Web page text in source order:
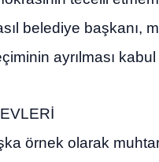
belediye başkanı,
ayrılması
örnek olarak